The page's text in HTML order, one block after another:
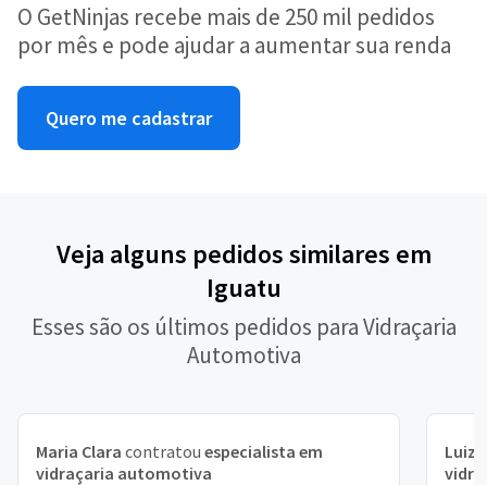
O GetNinjas recebe mais de 250 mil pedidos
por mês e pode ajudar a aumentar sua renda
Quero me cadastrar
Veja alguns pedidos similares em
Iguatu
Esses são os últimos pedidos para Vidraçaria
Automotiva
Maria Clara contratou especialista em
vidraçaria automotiva
Luiz